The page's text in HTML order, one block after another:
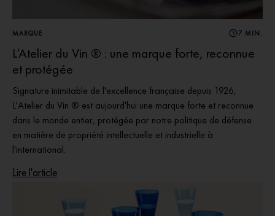
MARQUE 7 MIN.
L’Atelier du Vin ® : une marque forte, reconnue
et protégée
Signature inimitable de l'excellence française depuis 1926,
L'Atelier du Vin ® est aujourd'hui une marque forte et reconnue
dans le monde entier, protégée par notre politique de défense
en matière de propriété intellectuelle et industrielle à
l'international.
Lire l'article